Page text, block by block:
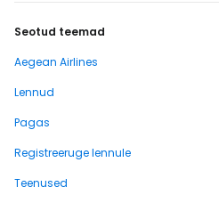
Seotud teemad
Aegean Airlines
Lennud
Pagas
Registreeruge lennule
Teenused